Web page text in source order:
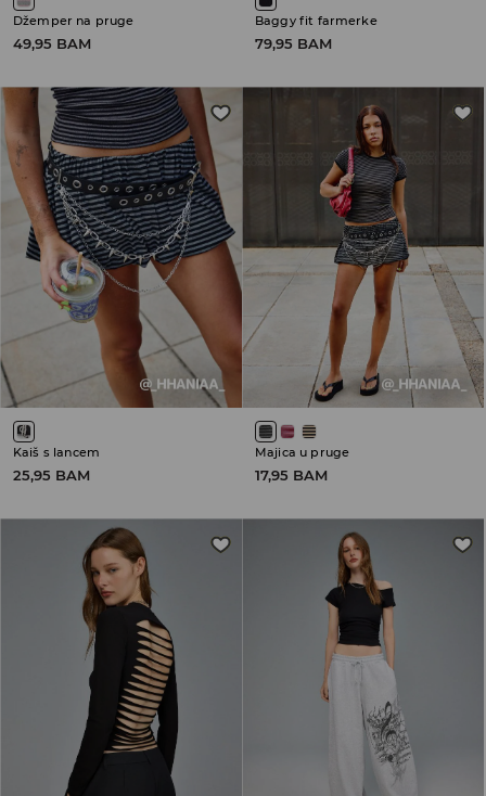
Džemper na pruge
49,95 BAM
Baggy fit farmerke
79,95 BAM
Kaiš s lancem
25,95 BAM
Majica u pruge
17,95 BAM